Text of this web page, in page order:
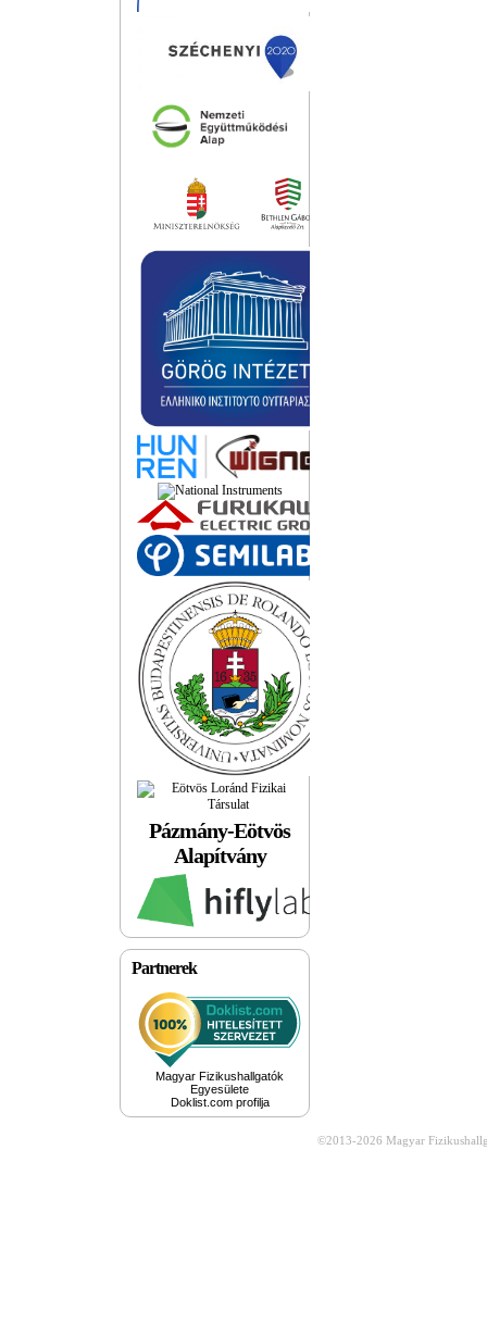
Pázmány-Eötvös
Alapítvány
Partnerek
Magyar Fizikushallgatók
Egyesülete
Doklist.com profilja
©2013-2026 Magyar